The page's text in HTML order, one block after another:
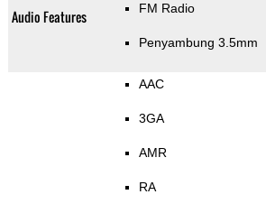
Audio Features FM Radio
Penyambung 3.5mm
AAC
3GA
AMR
RA